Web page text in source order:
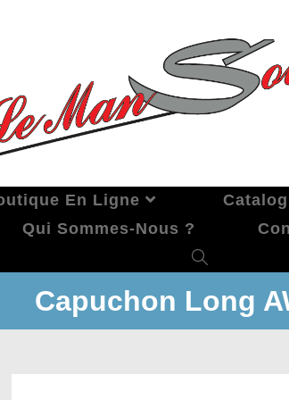
En Ligne
Qui Sommes-Nous ?
Capuchon Long